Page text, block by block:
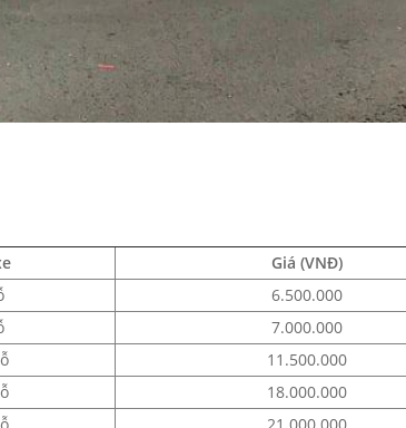
Giá (VNĐ)
6.500.000
7.000.000
11.500.000
18.000.000